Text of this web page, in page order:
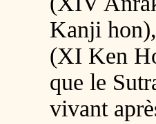
Kanji hon),
(XI Ken
que le
vivant